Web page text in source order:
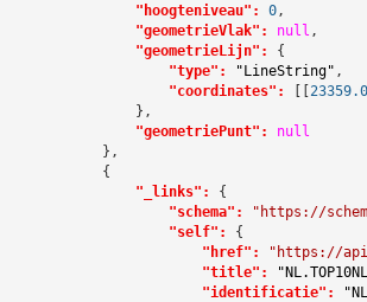
"hoogteniveau":
0,
"geometrieVlak":
null ,
"geometrieLijn":
{
"type":
"LineString" ,
"coordinates":
[[
                },
"geometriePunt":
null
            },
            {
"_links":
{
"schema":
"https://
"self":
{
"href":
"https://
"title":
"identificatie":